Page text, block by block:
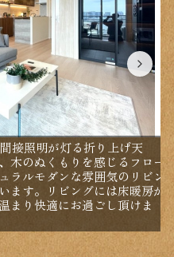
接照明が灯る折り上げ天
木のぬくもりを感じるフロー
ラルモダンな雰囲気のリビン
ます。リビングには床暖房が
まり快適にお過ごし頂けま